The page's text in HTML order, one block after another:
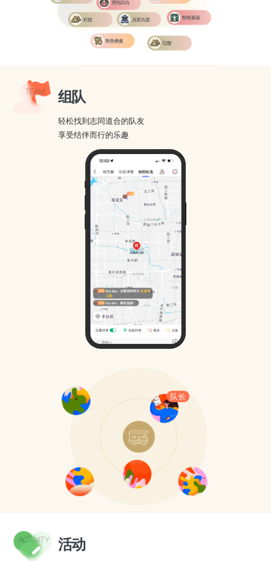
组队
轻松找到志同道合的队友
享受结伴而行的乐趣
活动